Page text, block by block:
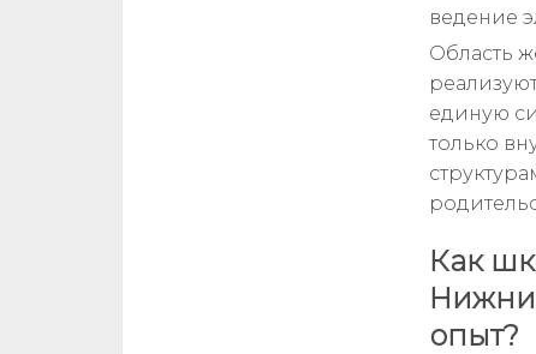
ведение
Область
единую
только
Как
опыт?